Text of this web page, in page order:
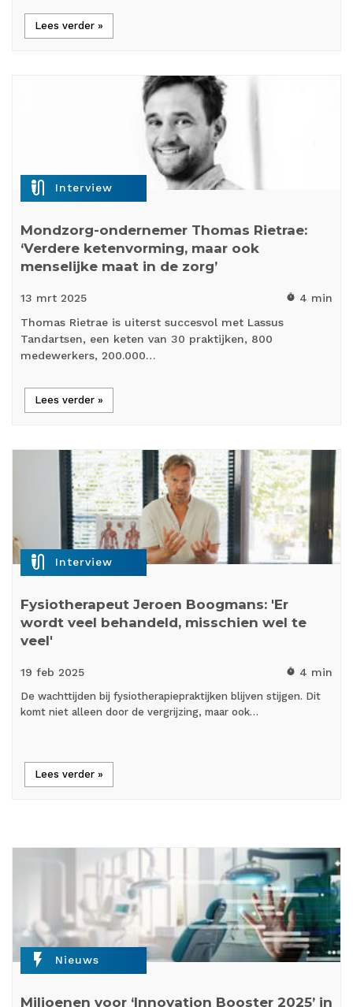
Lees verder »
mic_external_on Interview
Mondzorg-ondernemer Thomas Rietrae:
‘Verdere ketenvorming, maar ook
menselijke maat in de zorg’
13 mrt 2025 timer 4 min
Thomas Rietrae is uiterst succesvol met Lassus
Tandartsen, een keten van 30 praktijken, 800
medewerkers, 200.000…
Lees verder »
mic_external_on Interview
Fysiotherapeut Jeroen Boogmans: 'Er
wordt veel behandeld, misschien wel te
veel'
19 feb 2025 timer 4 min
De wachttijden bij fysiotherapiepraktijken blijven stijgen. Dit
komt niet alleen door de vergrijzing, maar ook…
Lees verder »
flash_on Nieuws
Miljoenen voor ‘Innovation Booster 2025’ in